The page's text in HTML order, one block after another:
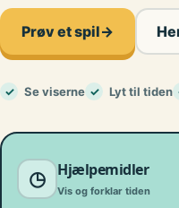
Prøv et spil→
✓ Se viserne ✓ Lyt til tiden
◷ Hjælpemidler
Vis og forklar tiden